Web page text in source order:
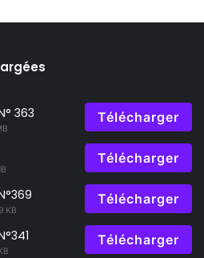
363 Télécharger
Télécharger
KB
Télécharger
Télécharger